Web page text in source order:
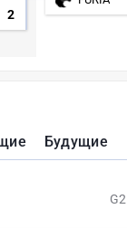
2
Будущие
G2